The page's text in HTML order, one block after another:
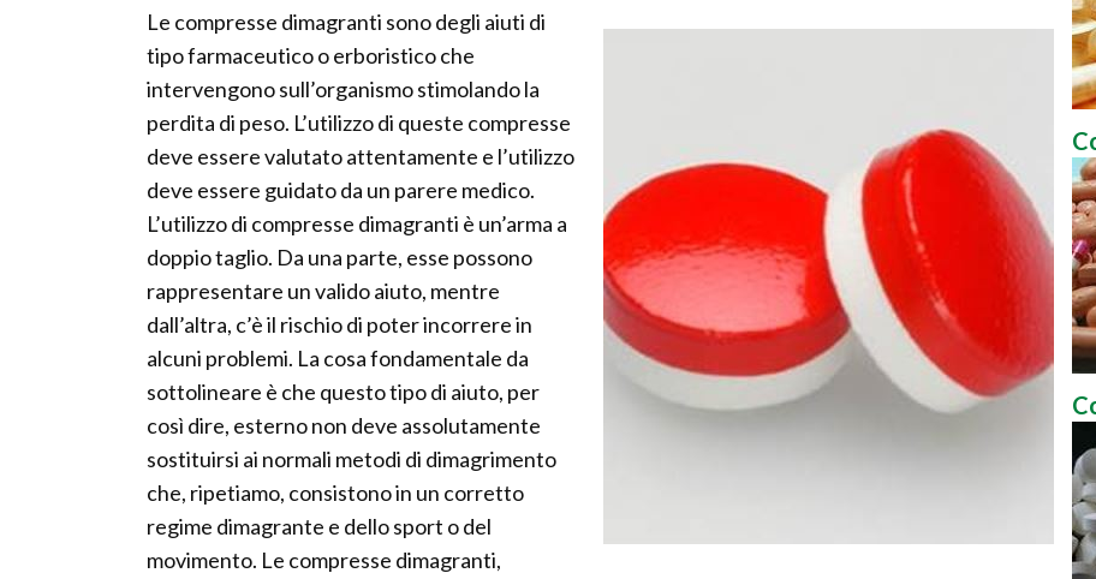
Le compresse dimagranti sono degli aiuti di
tipo farmaceutico o erboristico che
intervengono sull’organismo stimolando la
perdita di peso. L’utilizzo di queste compresse
deve essere valutato attentamente e l’utilizzo
deve essere guidato da un parere medico.
L’utilizzo di compresse dimagranti è un’arma a
doppio taglio. Da una parte, esse possono
rappresentare un valido aiuto, mentre
dall’altra, c’è il rischio di poter incorrere in
alcuni problemi. La cosa fondamentale da
sottolineare è che questo tipo di aiuto, per
così dire, esterno non deve assolutamente
sostituirsi ai normali metodi di dimagrimento
che, ripetiamo, consistono in un corretto
regime dimagrante e dello sport o del
movimento. Le compresse dimagranti,